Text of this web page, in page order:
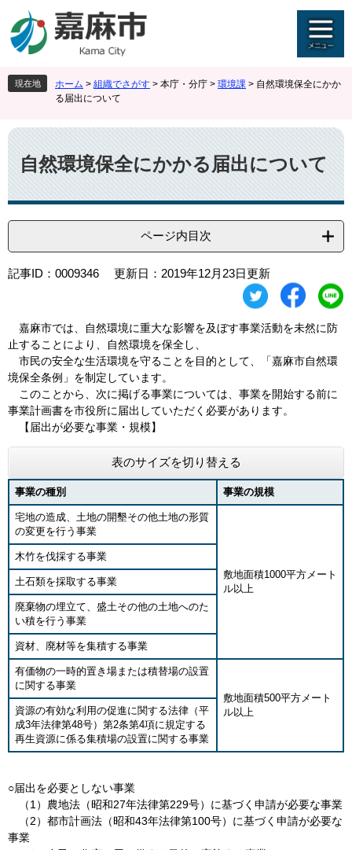
ジ
先
頭
。
ュ
を
飛
て
本
文
へ
現在地 ホーム > 組織でさがす > 本庁・分庁 > 環境課 > 自然環境保全にかか
る届出について
本
文
自然環境保全にかかる届出について
ページ内目次
記事ID：0009346 更新日：2019年12月23日更新
嘉麻市では、自然環境に重大な影響を及ぼす事業活動を未然に防
止することにより、自然環境を保全し、
市民の安全な生活環境を守ることを目的として、「嘉麻市自然環
境保全条例」を制定しています。
このことから、次に掲げる事業については、事業を開始する前に
事業計画書を市役所に届出していただく必要があります。
【届出が必要な事業・規模】
表のサイズを切り替える
事業の種別 事業の規模
宅地の造成、土地の開墾その他土地の形質
の変更を行う事業
敷地面積1000平方メート
ル以上
木竹を伐採する事業
土石類を採取する事業
廃棄物の埋立て、盛土その他の土地へのた
い積を行う事業
資材、廃材等を集積する事業
有価物の一時的置き場または積替場の設置
に関する事業
敷地面積500平方メート
ル以上
資源の有効な利用の促進に関する法律（平
成3年法律第48号）第2条第4項に規定する
再生資源に係る集積場の設置に関する事業
○届出を必要としない事業
（1）農地法（昭和27年法律第229号）に基づく申請が必要な事業
（2）都市計画法（昭和43年法律第100号）に基づく申請が必要な
事業